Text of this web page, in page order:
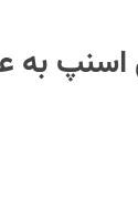
به